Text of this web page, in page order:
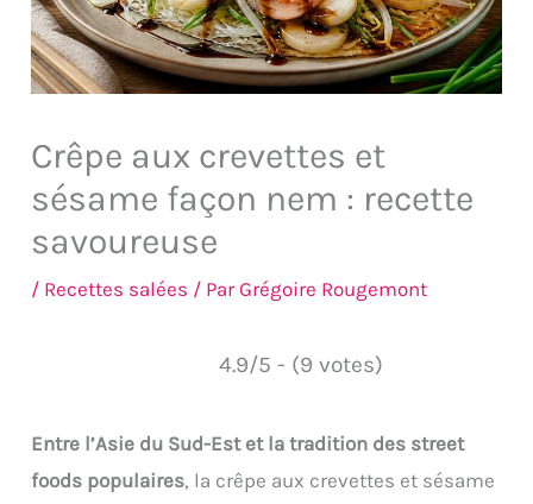
Crêpe aux crevettes et
sésame façon nem : recette
savoureuse
/ Recettes salées / ParGrégoire Rougemont
4.9/5 - (9 votes)
Entre l’Asie du Sud-Est et la tradition des street
foods populaires, la crêpe aux crevettes et sésame